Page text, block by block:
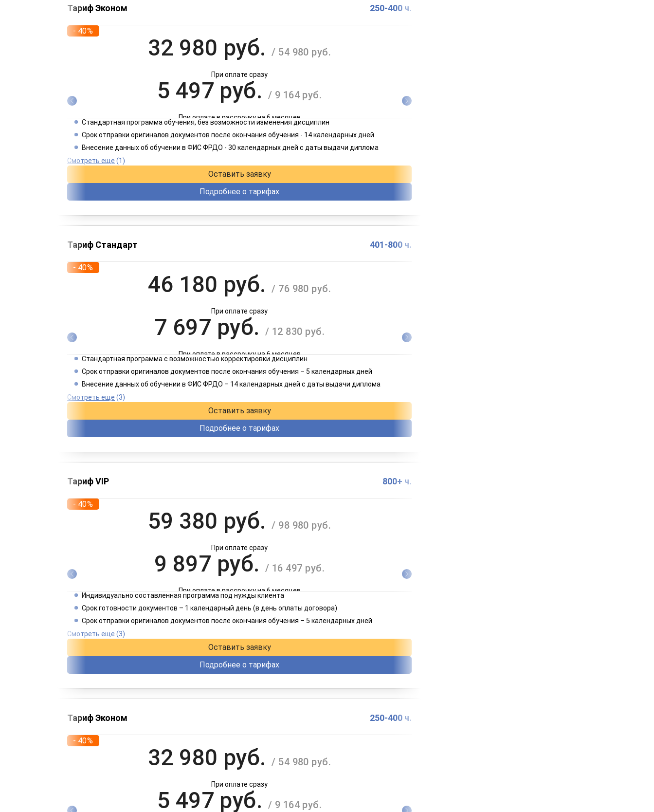
Тариф Эконом 250-400 ч.
- 40%
32 980 руб./ 54 980 руб.
При оплате сразу
5 497 руб. / 9 164 руб.
При оплате в рассрочку на 6 месяцев
2 749 руб./ 4 582 руб.
Стандартная программа обучения, без возможности изменения дисциплин
Срок отправки оригиналов документов после окончания обучения - 14 календарных дней
Внесение данных об обучении в ФИС ФРДО - 30 календарных дней с даты выдачи диплома
Смотреть еще (1)
Оставить заявку
Подробнее о тарифах
Тариф Стандарт 401-800 ч.
- 40%
46 180 руб./ 76 980 руб.
При оплате сразу
7 697 руб./ 12 830 руб.
При оплате в рассрочку на 6 месяцев
3 849 руб./ 6 415 руб.
Стандартная программа с возможностью корректировки дисциплин
Срок отправки оригиналов документов после окончания обучения – 5 календарных дней
Внесение данных об обучении в ФИС ФРДО – 14 календарных дней с даты выдачи диплома
Смотреть еще (3)
Оставить заявку
Подробнее о тарифах
Тариф VIP 800+ ч.
- 40%
59 380 руб./ 98 980 руб.
При оплате сразу
9 897 руб./ 16 497 руб.
При оплате в рассрочку на 6 месяцев
4 949 руб./ 8 249 руб.
Индивидуально составленная программа под нужды клиента
Срок готовности документов – 1 календарный день (в день оплаты договора)
Срок отправки оригиналов документов после окончания обучения – 5 календарных дней
Смотреть еще (3)
Оставить заявку
Подробнее о тарифах
Тариф Эконом 250-400 ч.
- 40%
32 980 руб./ 54 980 руб.
При оплате сразу
5 497 руб. / 9 164 руб.